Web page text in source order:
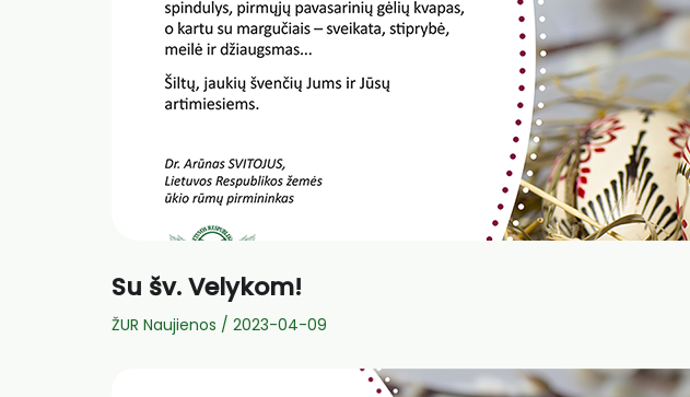
Su šv. Velykom!
ŽUR Naujienos / 2023-04-09